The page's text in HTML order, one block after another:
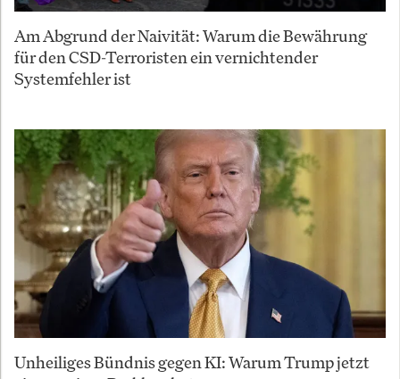
Am Abgrund der Naivität: Warum die Bewährung
für den CSD-Terroristen ein vernichtender
Systemfehler ist
Unheiliges Bündnis gegen KI: Warum Trump jetzt